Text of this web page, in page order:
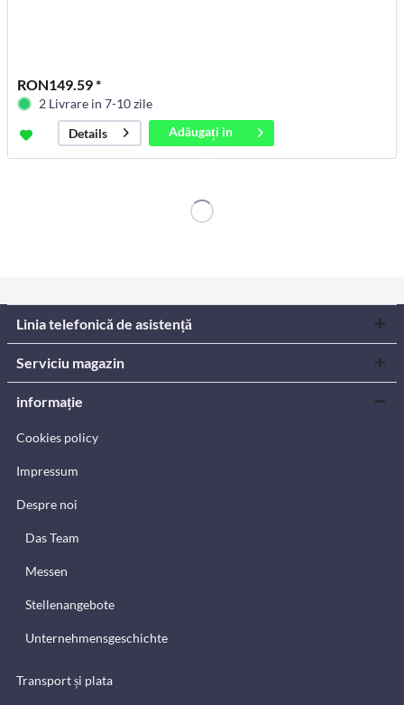
RON149.59 *
2 Livrare in 7-10 zile
Details
Adăugați in
coș
Linia telefonică de asistență
Serviciu magazin
informație
Cookies policy
Impressum
Despre noi
Das Team
Messen
Stellenangebote
Unternehmensgeschichte
Transport și plata